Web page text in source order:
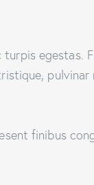
egestas.
finibus